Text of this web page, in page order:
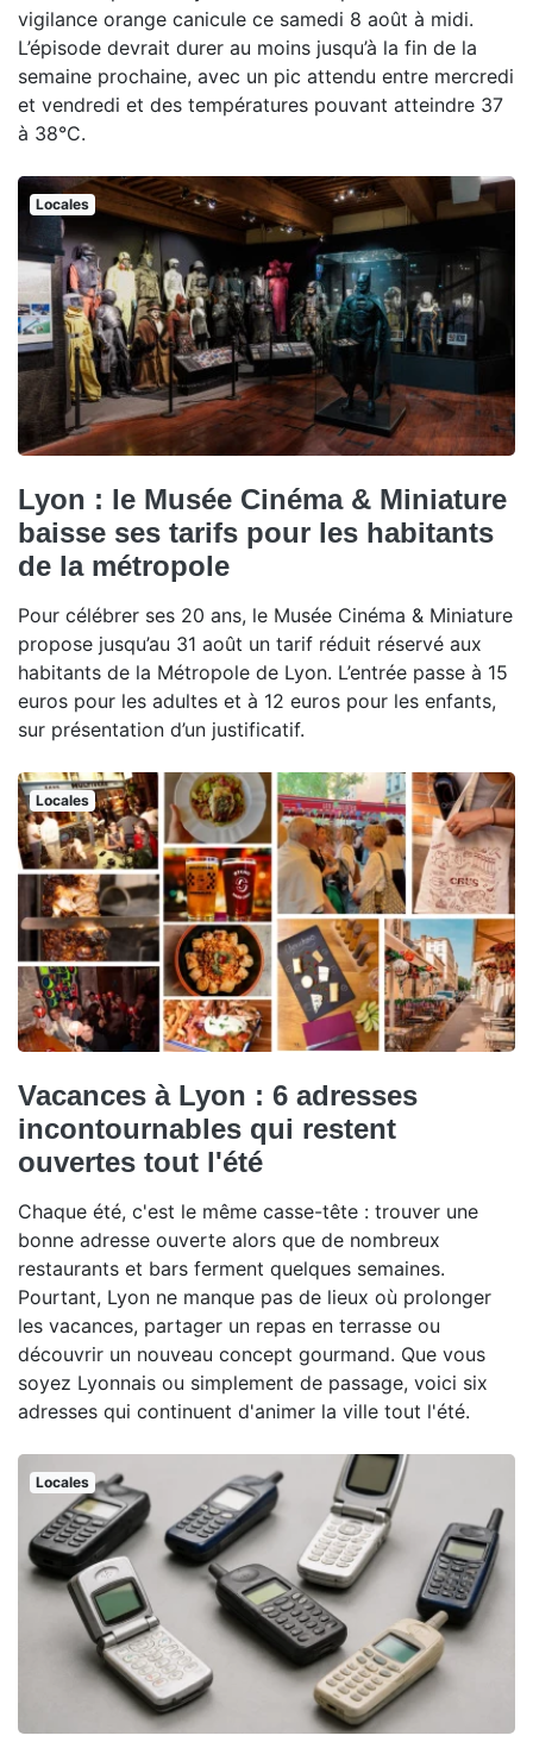
vigilance orange canicule ce samedi 8 août à midi.
L’épisode devrait durer au moins jusqu’à la fin de la
semaine prochaine, avec un pic attendu entre mercredi
et vendredi et des températures pouvant atteindre 37
à 38°C.
Locales
Lyon : le Musée Cinéma & Miniature
baisse ses tarifs pour les habitants
de la métropole
Pour célébrer ses 20 ans, le Musée Cinéma & Miniature
propose jusqu’au 31 août un tarif réduit réservé aux
habitants de la Métropole de Lyon. L’entrée passe à 15
euros pour les adultes et à 12 euros pour les enfants,
sur présentation d’un justificatif.
Locales
Vacances à Lyon : 6 adresses
incontournables qui restent
ouvertes tout l'été
Chaque été, c'est le même casse-tête : trouver une
bonne adresse ouverte alors que de nombreux
restaurants et bars ferment quelques semaines.
Pourtant, Lyon ne manque pas de lieux où prolonger
les vacances, partager un repas en terrasse ou
découvrir un nouveau concept gourmand. Que vous
soyez Lyonnais ou simplement de passage, voici six
adresses qui continuent d'animer la ville tout l'été.
Locales